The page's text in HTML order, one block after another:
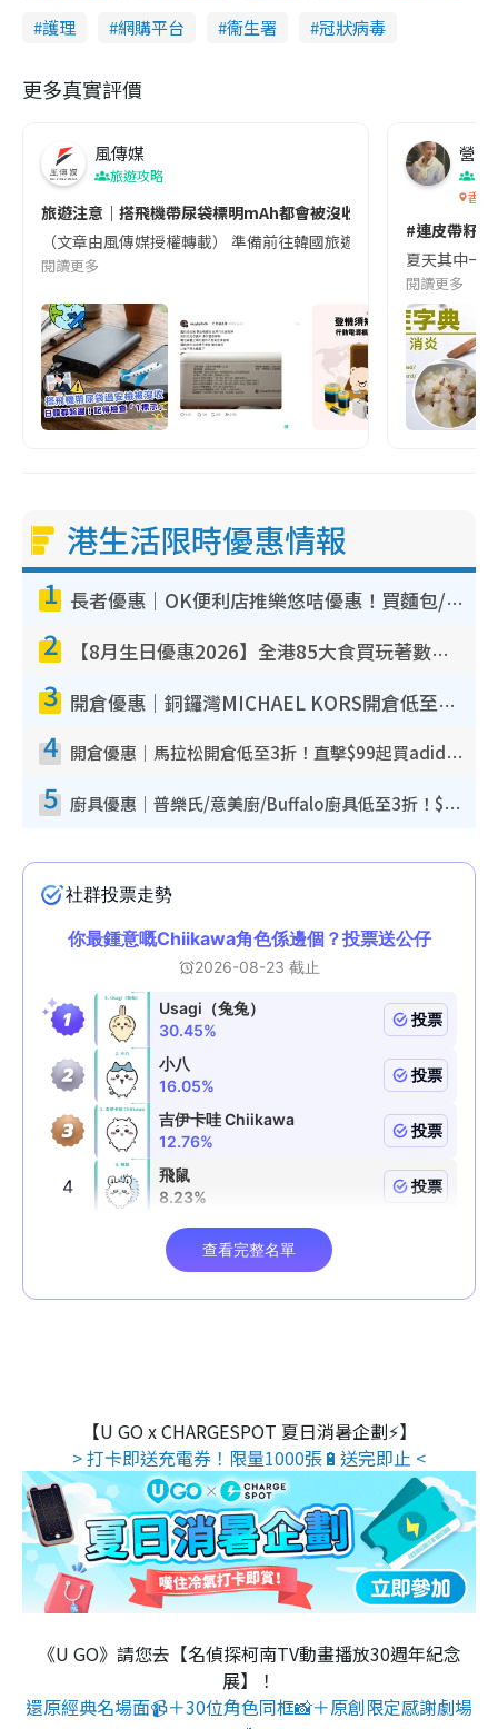
護理
網購平台 衞生署 冠狀病毒
更多真實評價
風傳媒
旅遊攻略
旅遊注意｜搭飛機帶尿袋標明mAh都會被沒收😱出發前切記檢查
（文章由風傳媒授權轉載） 準備前往韓國旅遊的民眾，近期要
閱讀更多
營養
香港
#連皮帶籽
夏天其中一
閱讀更多
港生活限時優惠情報
1 長者優惠｜OK便利店推樂悠咭優惠！買麵包/牛奶/保健品拍卡即減
2 【8月生日優惠2026】全港85大食買玩著數攻略 自助餐/火鍋放題同行免費＋誠品/DONKI送現金券
3 開倉優惠｜銅鑼灣MICHAEL KORS開倉低至17折！直擊$500起買手袋/銀包/鞋款 必買經典Jet Set系列
4 開倉優惠｜馬拉松開倉低至3折！直擊$99起買adidas／New Balance／Puma鞋款 STANLEY保溫杯劈價至$119起
5 廚具優惠｜普樂氏/意美廚/Buffalo廚具低至3折！$89起買煎鍋／炒鑊／個人鍋 同場小家電激減至$99起
【U GO x CHARGESPOT 夏日消暑企劃⚡】
> 打卡即送充電券！限量1000張🔋送完即止 <
《U GO》請您去【名偵探柯南TV動畫播放30週年紀念
展】！
還原經典名場面📹＋30位角色同框📸＋原創限定感謝劇場